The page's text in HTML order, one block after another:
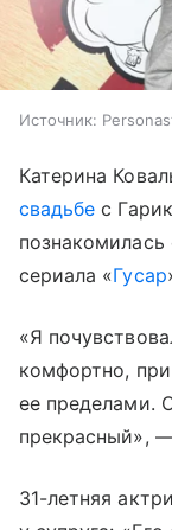
Источник:
Катерина
свадьбе с
сериала «Гусар
«Я
комфортно,
ее пределами.
прекрасный»,
31-летняя